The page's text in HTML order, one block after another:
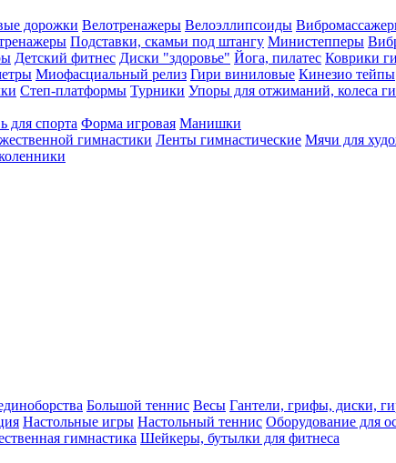
дорожки Велотренажеры Велоэллипсоиды
Подставки, скамьи под штангу Министепперы
Детский фитнес Диски "здоровье" Йога, пилатес Коврики
Миофасциальный релиз Гири виниловые Кинезио тейпы
Степ-платформы Турники Упоры для отжиманий, колеса
для спорта Форма игровая Манишки
гимнастики Ленты гимнастические Мячи для
Большой теннис Весы Гантели, грифы, диски,
Настольные игры Настольный теннис Оборудование для
гимнастика Шейкеры, бутылки для фитнеса